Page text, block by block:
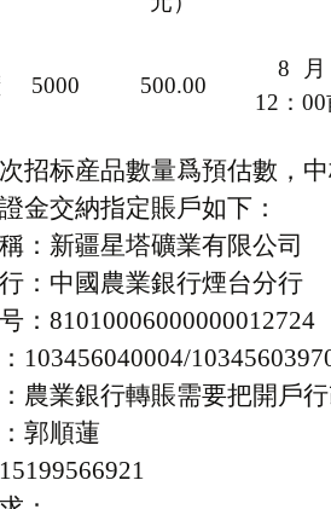
5000 500.00
8 月
12 ： 00
招标産品數量爲預估數，
金交納指定賬戶如下：
： 新疆星塔礦業有限公司
： 中國農業銀行煙台分行
： 81010006000000012724
103456040004/
：農業銀行轉賬需要把開戶
郭順蓮
15199566921